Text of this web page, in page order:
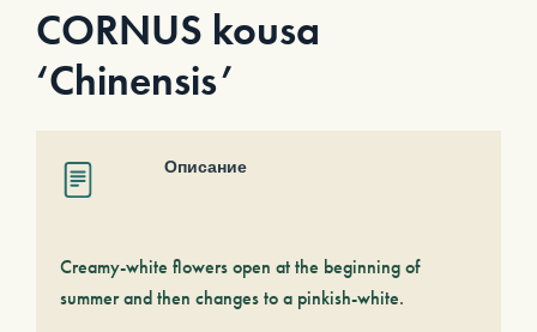
CORNUS kousa
‘Chinensis’
Описание
Creamy-white flowers open at the beginning of
summer and then changes to a pinkish-white.